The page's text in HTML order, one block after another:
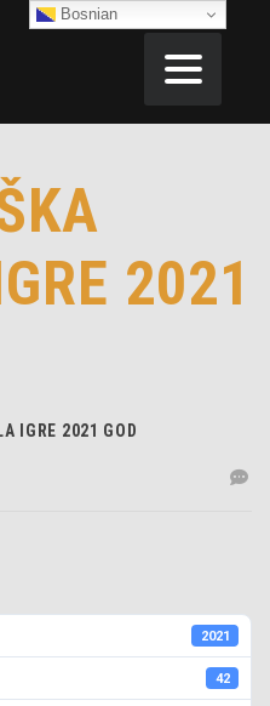
2021
IGRE 2021 GOD
2021
42
Bosnian